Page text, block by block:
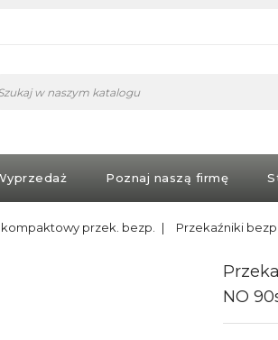
Poznaj naszą firmę
kompaktowy przek. bezp. Przekaźniki
NO